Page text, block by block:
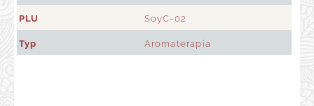
PLU SoyC-02
Typ Aromaterapia